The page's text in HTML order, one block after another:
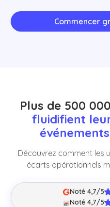
Commencer
Plus de 500
fluidifient
événements
Découvrez comment les
écarts opérationnels
Noté 4,7/5
Noté 4,7/5